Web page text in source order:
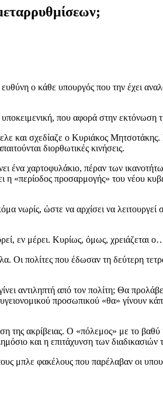
ευθύνη ο κάθε υπουργός που την έχει
που αφορά στην εκτόνωση
σχεδίαζε ο Κυριάκος Μητσοτάκης.
διορθωτικές κινήσεις.
χαρτοφυλάκιο, πέραν των
«περίοδος προσαρμογής» του νέου
νωρίς, ώστε να αρχίσει να
εν μέρει. Κυρίως, όμως, χρειάζεται
πολίτες που έδωσαν τη δεύτερη
αντιληπτή από τον πολίτη; Θα
προσωπικού «θα» γίνουν
ακρίβειας. Ο «πόλεμος» με το
και η επιτάχυνση των
μπλε φακέλους που παρέλαβαν οι